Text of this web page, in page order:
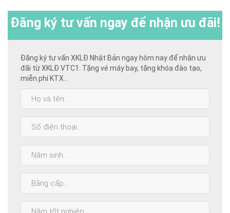
Đăng ký tư vấn ngay để nhận ưu đãi!
Đăng ký tư vấn XKLĐ Nhật Bản ngay hôm nay để nhận ưu
đãi từ XKLĐ VTC1: Tặng vé máy bay, tặng khóa đào tạo,
miễn phí KTX...
sinh:
cấp
nhất: